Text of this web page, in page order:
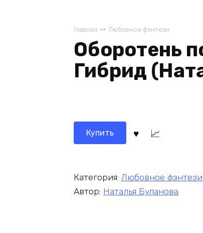
Главная Любовное фэнтези
Оборотень
Гибрид
Купить
Категория: Любовное фэнтези
Автор: Наталья Буланова